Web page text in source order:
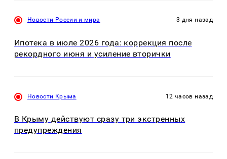
Новости России и мира 3 дня назад
Ипотека в июле 2026 года: коррекция после
рекордного июня и усиление вторички
Новости Крыма 12 часов назад
В Крыму действуют сразу три экстренных
предупреждения